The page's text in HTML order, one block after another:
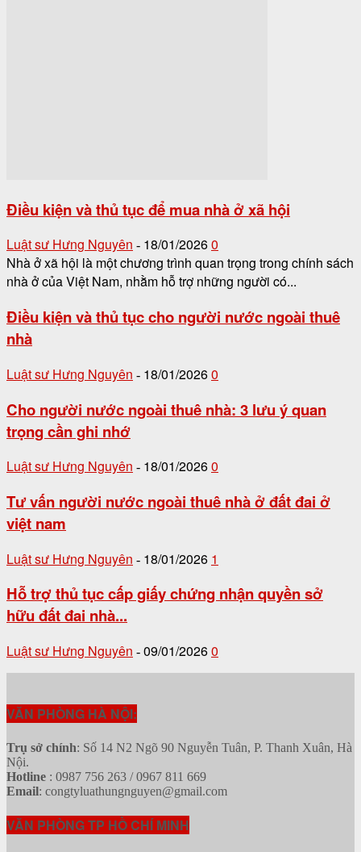
Điều kiện và thủ tục để mua nhà ở xã hội
Luật sư Hưng Nguyên - 18/01/20260
Nhà ở xã hội là một chương trình quan trọng trong chính sách
nhà ở của Việt Nam, nhằm hỗ trợ những người có...
Điều kiện và thủ tục cho người nước ngoài thuê
nhà
Luật sư Hưng Nguyên - 18/01/20260
Cho người nước ngoài thuê nhà: 3 lưu ý quan
trọng cần ghi nhớ
Luật sư Hưng Nguyên - 18/01/20260
Tư vấn người nước ngoài thuê nhà ở đất đai ở
việt nam
Luật sư Hưng Nguyên - 18/01/2026 1
Hỗ trợ thủ tục cấp giấy chứng nhận quyền sở
hữu đất đai nhà...
Luật sư Hưng Nguyên - 09/01/20260
VĂN PHÒNG HÀ NỘI:
Trụ sở chính: Số 14 N2 Ngõ 90 Nguyễn Tuân, P. Thanh Xuân, Hà
Nội.
Hotline : 0987 756 263 / 0967 811 669
Email: congtyluathungnguyen@gmail.com
VĂN PHÒNG TP HỒ CHÍ MINH